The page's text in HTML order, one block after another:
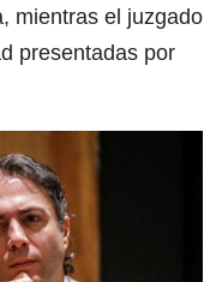
mientras el juzgado
presentadas por